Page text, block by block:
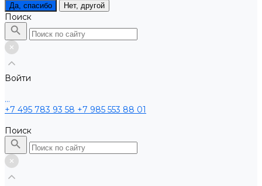
Да, спасибо Нет, другой
Поиск
Войти
...
+7 495 783 93 58 +7 985 553 88 01
Поиск